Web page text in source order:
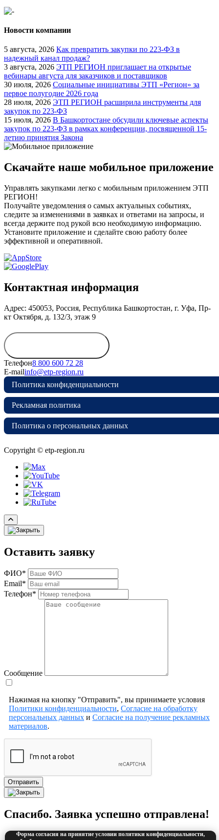
Новости компании
5 августа, 2026 Как превратить закупки по 223-ФЗ в
надежный канал продаж?
3 августа, 2026 ЭТП РЕГИОН приглашает на открытые
вебинары августа для заказчиков и поставщиков
30 июля, 2026 Социальные инициативы ЭТП «Регион» за
первое полугодие 2026 года
28 июля, 2026 ЭТП РЕГИОН расширила инструменты для
закупок по 223-ФЗ
15 июля, 2026 В Башкортостане обсудили ключевые аспекты
закупок по 223-ФЗ в рамках конференции, посвященной 15-
летию принятия Закона
Скачайте наше мобильное приложение
Управлять закупками легко с мобильным приложением ЭТП
РЕГИОН!
Получайте уведомления о самых актуальных событиях,
следите за изменениями в заявках и ответами на запросы, и
всегда держите под рукой всю необходимую информацию.
Установите приложение и сделайте свою работу более
эффективной и оперативной.
Контактная информация
Адрес: 450053, Россия, Республика Башкортостан, г. Уфа, Пр-
кт Октября, д. 132/3, этаж 9
Телефон8 800 600 72 28
E-mailinfo@etp-region.ru
Политика конфиденциальности
Рекламная политика
Политика о персональных данных
Copyright © etp-region.ru
Оставить заявку
ФИО*
Email*
Телефон*
Сообщение
Нажимая на кнопку "Отправить", вы принимаете условия
Политики конфиденциальности, Согласие на обработку
персональных данных и Согласие на получение рекламных
материалов.
Отправить
Спасибо. Заявка успешно отправлена!
Форма согласия на принятие условии политики конфиденциальности,